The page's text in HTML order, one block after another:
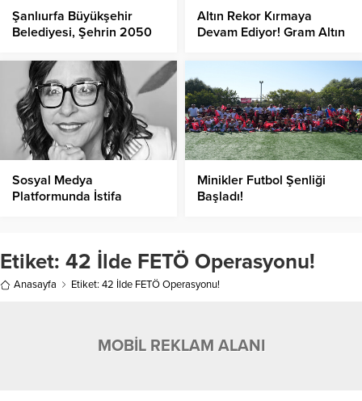
Şanlıurfa Büyükşehir
Belediyesi, Şehrin 2050
Risk Haritalarını
Oluşturacak!
Altın Rekor Kırmaya
Devam Ediyor! Gram Altın
Sosyal Medya
Platformunda İstifa
Minikler Futbol Şenliği
Başladı!
Etiket: 42 İlde FETÖ Operasyonu!
Anasayfa Etiket: 42 İlde FETÖ Operasyonu!
MOBİL REKLAM ALANI